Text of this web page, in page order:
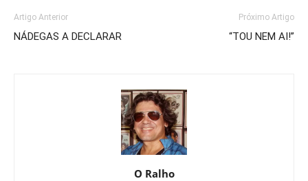
Artigo Anterior
NÁDEGAS A DECLARAR
Próximo Artigo
“TOU NEM AI!”
O Ralho